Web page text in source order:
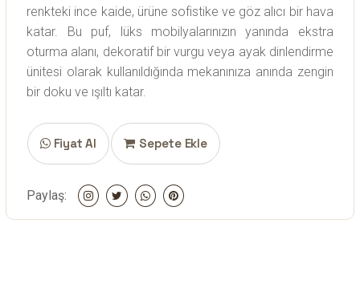
renkteki ince kaide, ürüne sofistike ve göz alıcı bir hava
katar. Bu puf, lüks mobilyalarınızın yanında ekstra
oturma alanı, dekoratif bir vurgu veya ayak dinlendirme
ünitesi olarak kullanıldığında mekanınıza anında zengin
bir doku ve ışıltı katar.
Fiyat Al Sepete Ekle
Paylaş: